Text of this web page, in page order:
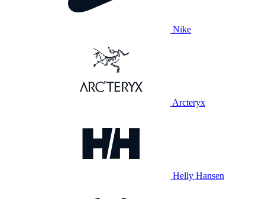
Nike
Arcteryx
Helly Hansen